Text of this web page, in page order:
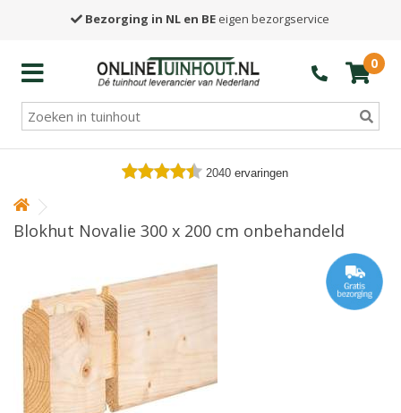
Bezorging in NL en BE eigen bezorgservice
0
2040 ervaringen
Blokhut Novalie 300 x 200 cm onbehandeld